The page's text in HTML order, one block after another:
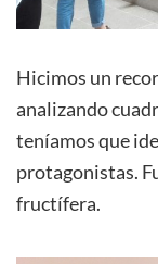
Hicimos un
analizando
teníamos que
protagonistas.
fructífera.